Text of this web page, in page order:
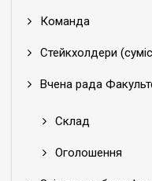
Команда
Стейкхолдери
Вчена рада
Склад
Оголошення